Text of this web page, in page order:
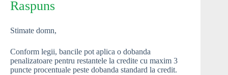
Raspuns
Stimate domn,
Conform legii, bancile pot aplica o dobanda
penalizatoare pentru restantele la credite cu maxim 3
puncte procentuale peste dobanda standard la credit.